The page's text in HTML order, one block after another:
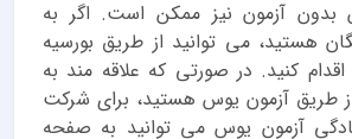
آزمون نیز ممکن است. اگر به
هستید، می توانید از طریق بورسیه
کنید. در صورتی که علاقه مند به
طریق آزمون یوس هستید، برای شرکت
آزمون یوس می توانید به صفحه